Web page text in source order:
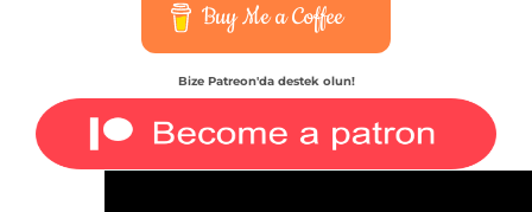
Buy Me a Coffee
Bize Patreon'da destek olun!